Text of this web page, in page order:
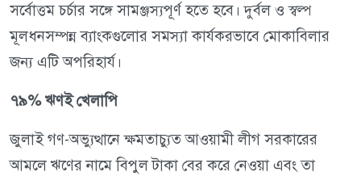
সর্বোত্তম চর্চার সঙ্গে সামঞ্জস্যপূর্ণ হতে হবে। দুর্বল ও স্বল্প
মূলধনসম্পন্ন ব্যাংকগুলোর সমস্যা কার্যকরভাবে মোকাবিলার
জন্য এটি অপরিহার্য।
৭৯% ঋণই খেলাপি
জুলাই গণ-অভ্যুত্থানে ক্ষমতাচ্যুত আওয়ামী লীগ সরকারের
আমলে ঋণের নামে বিপুল টাকা বের করে নেওয়া এবং তা